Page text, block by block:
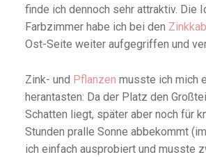
finde ich dennoch sehr attraktiv. Die
Farbzimmer habe ich bei den
Ost-Seite weiter aufgegriffen und
Zink- und Pflanzen musste ich mich
herantasten: Da der Platz den
Schatten liegt, später aber noch für
Stunden pralle Sonne abbekommt
ich einfach ausprobiert und musste